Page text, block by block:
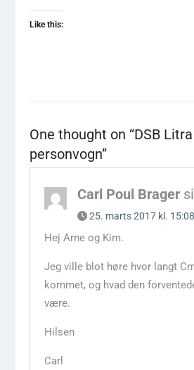
Like this:
One thought on “DSB
personvogn”
Carl Poul Brager
25. marts 2017 kl. 15:08
Hej Arne og Kim.
Jeg ville blot høre hvor langt
kommet, og hvad den
være.
Hilsen
Carl